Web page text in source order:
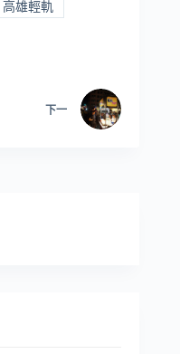
高雄輕軌
下一